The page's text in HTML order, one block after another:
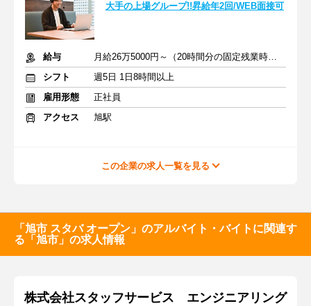
大手の上場グループ!!昇給年2回/WEB面接可
給与
月給26万5000円～（20時間分の固定残業時間代を含む）
シフト
週5日 1日8時間以上
雇用形態
正社員
アクセス
旭駅
この企業の求人一覧を見る
「旭市 スタバ オープン」のアルバイト・バイトに関連す
る「旭市」の求人情報
株式会社スタッフサービス エンジニアリング